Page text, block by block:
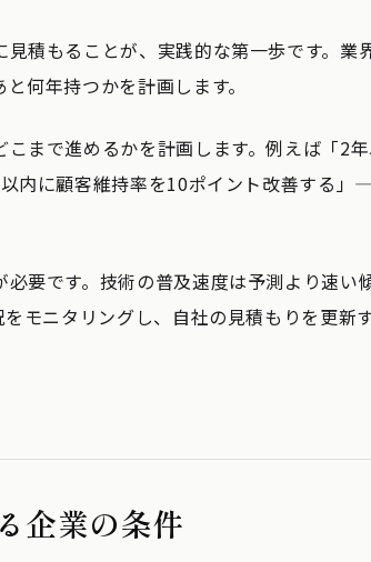
積もることが、実践的な第一歩です。業
何年持つかを計画します。
まで進めるかを計画します。例えば「2
内に顧客維持率を10ポイント改善する
要です。技術の普及速度は予測より速い
モニタリングし、自社の見積もりを更新
企業の条件